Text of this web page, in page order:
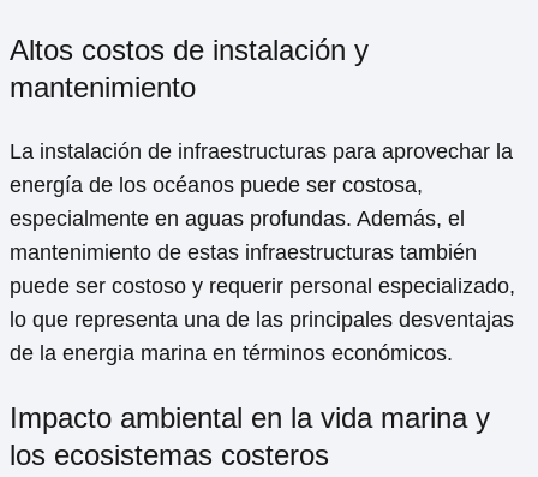
Altos costos de instalación y
mantenimiento
La instalación de infraestructuras para aprovechar la
energía de los océanos puede ser costosa,
especialmente en aguas profundas. Además, el
mantenimiento de estas infraestructuras también
puede ser costoso y requerir personal especializado,
lo que representa una de las principales desventajas
de la energia marina en términos económicos.
Impacto ambiental en la vida marina y
los ecosistemas costeros